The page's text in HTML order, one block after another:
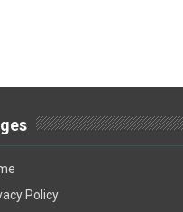
Policy